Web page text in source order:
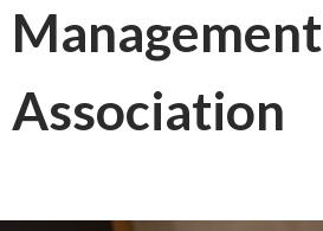
Management
Association